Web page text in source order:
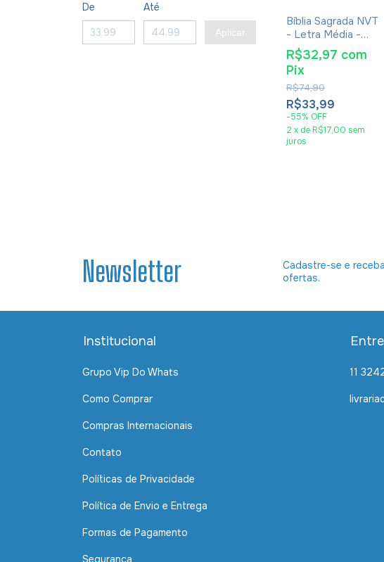
De Até
Aplicar
Bíblia Sagrada NVT
- Letra Média -
Capa Luxo Laranja
R$33,99
-55% OFF
R$74,90
R$32,97 com
Pix
2 x de R$17,00 sem
juros
Newsletter
Cadastre-se e
ofertas.
Institucional
Grupo Vip Do Whats
Como Comprar
Compras Internacionais
Contato
Políticas de Privacidade
Política de Envio e Entrega
Formas de Pagamento
Segurança
11